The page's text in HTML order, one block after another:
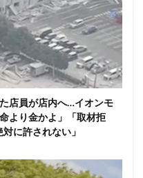
店員が店内へ…イオンモ
より金かよ」「取材拒
に許されない」